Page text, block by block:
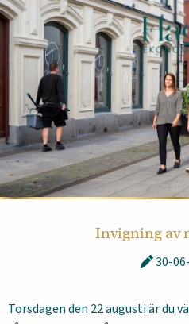
Invigning av
30-
Torsdagen den 22 augusti är du